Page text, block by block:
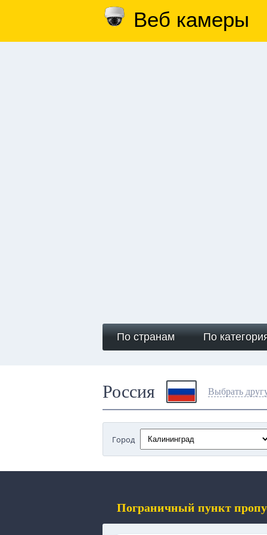
Веб камеры
По странам По
Россия Выбрать
Город
Пограничный пункт